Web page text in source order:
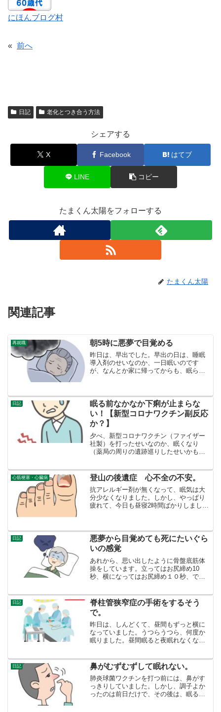
にほんブログ村
« 前へ
日記 老化とつき合う方法
シェアする
X Facebook はてブ
LINE コピー
たまくん太陽をフォローする
たまくん太陽
関連記事
再就職 朝5時に悪夢で目覚める
昨日は、早出でした。早出の日は、睡眠
導入剤のせいなのか、一日眠いのです
が、なんとか家に帰ってからも、眠らず
５時。まわりが明るくなった...
日記
眠る前なかなか下痢が止まらな
い！【新型コロナワクチン副反応
か？】
夕べ、新型コロナワクチン（ファイザー
社製）を打ったせいなのか、眠くなり
（薬局の周りの遺跡巡りしたせいかも）
おならと一緒にお腹から出そうな勢い。
すぐトイレに行くが、ちょび...
心筋梗塞・心臓病 登山の後遺症 心不全の不安。
抗アレルギー剤が無くなって、眠気は大
分少なくなりました。しかし、やっぱり
疲れて、今日も昼寝2時間ばかりしまし
か？と、不安に駆り立てられ...
日記
悪夢から目覚めても死にたいぐら
いの感覚
あれから、思い出したように骨盤底筋体
操をしています。立ってはお尻締め10
秒、横になってはお尻締め１０秒、でも
朝４時ごろの話です。悪夢を見ました。
トイレで目覚めたのか、悪...
日記
脊柱管狭窄症の手術をするそう
で。
昨日は、しんどくて、昼間もずっと横に
なっていました。うつらうつら、何度か
眠りました。昼間眠ると夜眠れなくなる
す。ちょっと体力が持つか心配です。昨
日突然スマホが鳴りました。...
日記 鼻がむずむずして眠れない。
肺炎球菌ワクチンを打つ前には、鼻がす
っきりしていました。しかし、調子よか
ったのは前日だけで、その後は、眠る時